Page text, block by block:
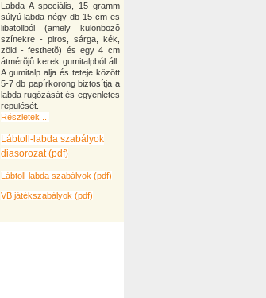
Labda A speciális, 15 gramm
súlyú labda négy db 15 cm-es
libatollból (amely különbözõ
színekre - piros, sárga, kék,
zöld - festhetõ) és egy 4 cm
átmérõjû kerek gumitalpból áll.
A gumitalp alja és teteje között
5-7 db papírkorong biztosítja a
labda rugózását és egyenletes
repülését.
Részletek ...
Lábtoll-labda szabályok
diasorozat (pdf)
Lábtoll-labda szabályok (pdf)
VB játékszabályok (pdf)